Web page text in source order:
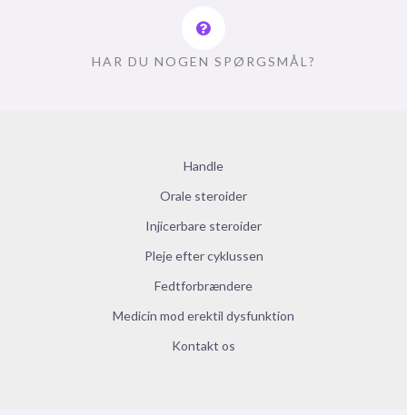
HAR DU NOGEN SPØRGSMÅL?
Handle
Orale steroider
Injicerbare steroider
Pleje efter cyklussen
Fedtforbrændere
Medicin mod erektil dysfunktion
Kontakt os